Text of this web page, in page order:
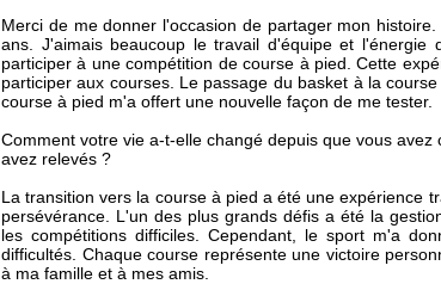
Merci de me donner l'occasion de partager mon
ans. J'aimais beaucoup le travail d'équipe et
participer à une compétition de course à pied. Cette
participer aux courses. Le passage du basket à la
course à pied m'a offert une nouvelle façon de me tester.
Comment votre vie a-t-elle changé depuis que vous
avez relevés ?
La transition vers la course à pied a été une expérience
persévérance. L'un des plus grands défis a été la
les compétitions difficiles. Cependant, le sport m'a
difficultés. Chaque course représente une victoire
à ma famille et à mes amis.